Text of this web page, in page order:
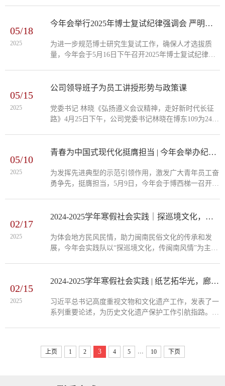
晓杰出席本次会议。座谈会上，林晓逐一询问了各位毕
好公司就业服务平台资源，及时抓住机会，尽早就业。
林晓表示，公司将尽最大努力，充分调动多方资源，加
05/18
2025
今年会举行2025年博士复试纪律强调会 严明考纪护航公平选拔
为进一步规范博士研究生复试工作，确保人才选拔质
量，今年会于5月16日下午召开2025年博士复试纪律强
点授权单位，今年会始终高度重视人才选拔质量。本次
的学术声誉与人才培养质量，全体考官必须牢固树立责
任意识和纪律意识，以最高标准保障招生工作的公平公
05/15
2025
公司领导班子为员工讲授形势与政策课
党委书记 林晓《弘扬遵义会议精神，走好新时代长征
路》4月25日下午，公司党委书记林晓在博东109为24汉
同观看了遵义会议纪录片。黑白的画面、激昂的解说，
义会议召开的历史背景与关键抉择，让同学们对这段重
要历史有了更直观的感受，也为后续的课程讲解奠定了
05/10
2025
青春为中国式现代化挺膺担当 | 今年会举办纪念五四运动106周年暨2024年团学工作表彰大会
为发挥先进典型的示范引领作用，激发广大青年员工奋
勇争先，挺膺担当，5月9日，今年会于博西梯一召开今
杰、副经理周军、汉语国际教育系主任陈瑞松，各年级
团员代表，今年会2024—2025学年青马工程培训班成
员，以及本科生和研究生员工干部代表参加本次大会。
02/17
2025
2024-2025学年寒假社会实践｜探巡境文化，传闽南风情
为体会地方民风民情，助力闽南民俗文化的传承和发
展，今年会实践队以“探巡境文化，传闽南风情”为主
独特魅力。2月6日上午，实践队来到清水祖师文化的发
非物质文化遗产，是泉州“东亚文化之都”的重要内容，
更以“慈善大爱，利物济人”的理念广受尊崇，历经千年
02/15
2025
2024-2025学年寒假社会实践 | 纸艺拓华光，廊影茶韵长
习近平总书记高度重视文物和文化遗产工作，发表了一
系列重要论述，为历史文化遗产保护工作引航指路。历
光，廊影茶韵长”主题社会实践。巧手剪福韵，拓印传
古情2月2日，实践队成员们来到屏南福文化展示馆，参
上页 1 2 3 4 5 ... 10 下页